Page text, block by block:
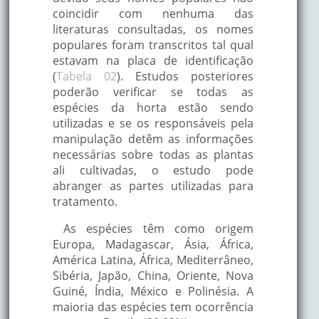
hemorragia
antidisentérico,
reumatismo,
úlceras.
China, Sibéria e
Japão
Diurética,
dispepsia, malária,
bronquite, tosse,
menstruação
e dolorida,
antitrombótica.
Manjericão Ásia tropical
Febre, problemas
digestivos,
bacterianas,
gástrico,
béquico, anti-
dor de garganta.
Alfavacão Oriente
Banhos antigripais,
nervosismo,
carminativos,
coincidir com nenhuma das
literaturas consultadas, os nomes
populares foram transcritos tal qual
estavam na placa de identificação
(Tabela 02). Estudos posteriores
poderão verificar se todas as
espécies da horta estão sendo
utilizadas e se os responsáveis pela
manipulação detêm as informações
necessárias sobre todas as plantas
ali cultivadas, o estudo pode
abranger as partes utilizadas para
tratamento.
As espécies têm como origem
Europa, Madagascar, Ásia, África,
América Latina, África, Mediterrâneo,
Sibéria, Japão, China, Oriente, Nova
Guiné, Índia, México e Polinésia. A
maioria das espécies tem ocorrência